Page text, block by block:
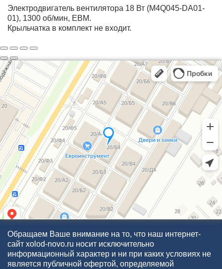
Электродвигатель вентилятора 18 Вт (M4Q045-DA01-
01), 1300 об/мин, EBM.
Крыльчатка в комплект не входит.
Обращаем Ваше внимание на то, что наш интернет-
сайт xolod-novo.ru носит исключительно
информационный характер и ни при каких условиях не
является публичной офертой, определяемой